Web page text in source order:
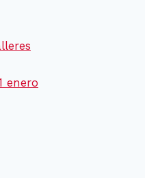
enero